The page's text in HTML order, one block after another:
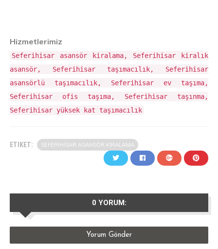
Hizmetlerimiz
Seferihisar asansör kiralama, Seferihisar kiralık
asansör, Seferihisar taşımacılık, Seferihisar
asansörlü taşımacılık, Seferihisar ev taşıma,
Seferihisar ofis taşıma, Seferihisar taşınma,
Seferihisar yüksek kat taşımacılık
ETIKET: SEFERIHISAR ASANSÖR KIRALAMA
0 YORUM:
Yorum Gönder